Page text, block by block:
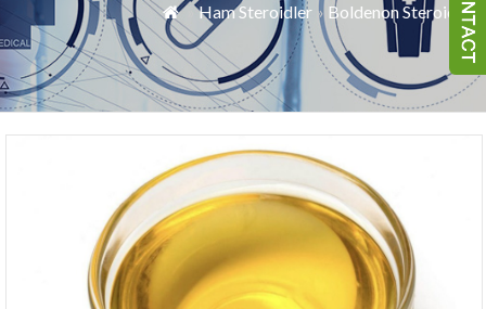
 »Ham Steroidler » Boldenon Steroidleri